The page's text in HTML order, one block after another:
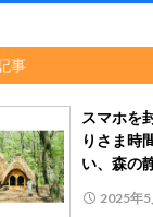
事
スマホを
りさま時
い、森の
2025年